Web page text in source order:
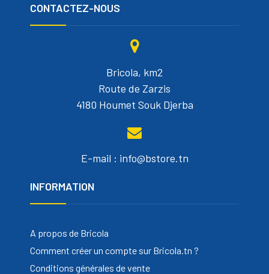
CONTACTEZ-NOUS
Bricola, km2
Route de Zarzis
4180 Houmet Souk Djerba
E-mail : info@bstore.tn
INFORMATION
A propos de Bricola
Comment créer un compte sur Bricola.tn ?
Conditions générales de vente